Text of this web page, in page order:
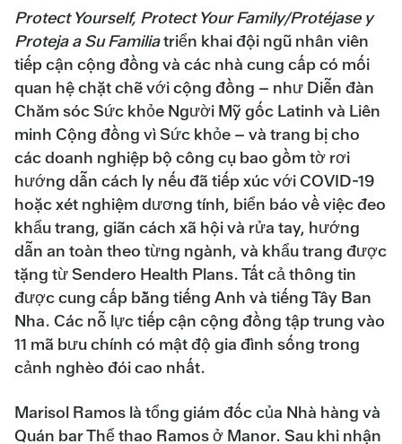
Protect Yourself, Protect Your Family/Protéjase y
Proteja a Su Familiatriển khai đội ngũ nhân viên
tiếp cận cộng đồng và các nhà cung cấp có mối
quan hệ chặt chẽ với cộng đồng – như Diễn đàn
Chăm sóc Sức khỏe Người Mỹ gốc Latinh và Liên
minh Cộng đồng vì Sức khỏe – và trang bị cho
các doanh nghiệp bộ công cụ bao gồm tờ rơi
hướng dẫn cách ly nếu đã tiếp xúc với COVID-19
hoặc xét nghiệm dương tính, biển báo về việc đeo
khẩu trang, giãn cách xã hội và rửa tay, hướng
dẫn an toàn theo từng ngành, và khẩu trang được
tặng từ Sendero Health Plans. Tất cả thông tin
được cung cấp bằng tiếng Anh và tiếng Tây Ban
Nha. Các nỗ lực tiếp cận cộng đồng tập trung vào
11 mã bưu chính có mật độ gia đình sống trong
cảnh nghèo đói cao nhất.
Marisol Ramos là tổng giám đốc của Nhà hàng và
Quán bar Thể thao Ramos ở Manor. Sau khi nhận